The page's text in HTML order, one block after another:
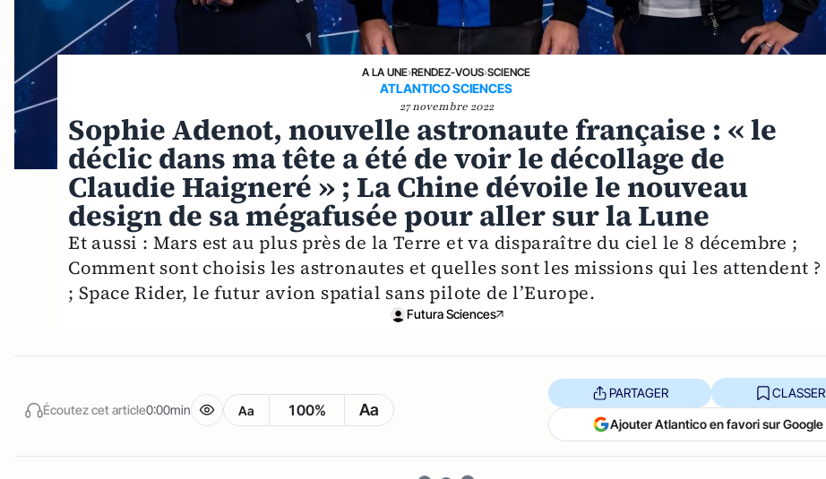
A LA UNE›RENDEZ-VOUS›SCIENCE
ATLANTICO SCIENCES
27 novembre 2022
Sophie Adenot, nouvelle astronaute française : « le
déclic dans ma tête a été de voir le décollage de
Claudie Haigneré » ; La Chine dévoile le nouveau
design de sa mégafusée pour aller sur la Lune
Et aussi : Mars est au plus près de la Terre et va disparaître du ciel le 8 décembre ;
Comment sont choisis les astronautes et quelles sont les missions qui les attendent ?
; Space Rider, le futur avion spatial sans pilote de l’Europe.
Futura Sciences
Écoutez cet article0:00min Aa 100% Aa
PARTAGER CLASSER
Ajouter Atlantico en favori sur Google